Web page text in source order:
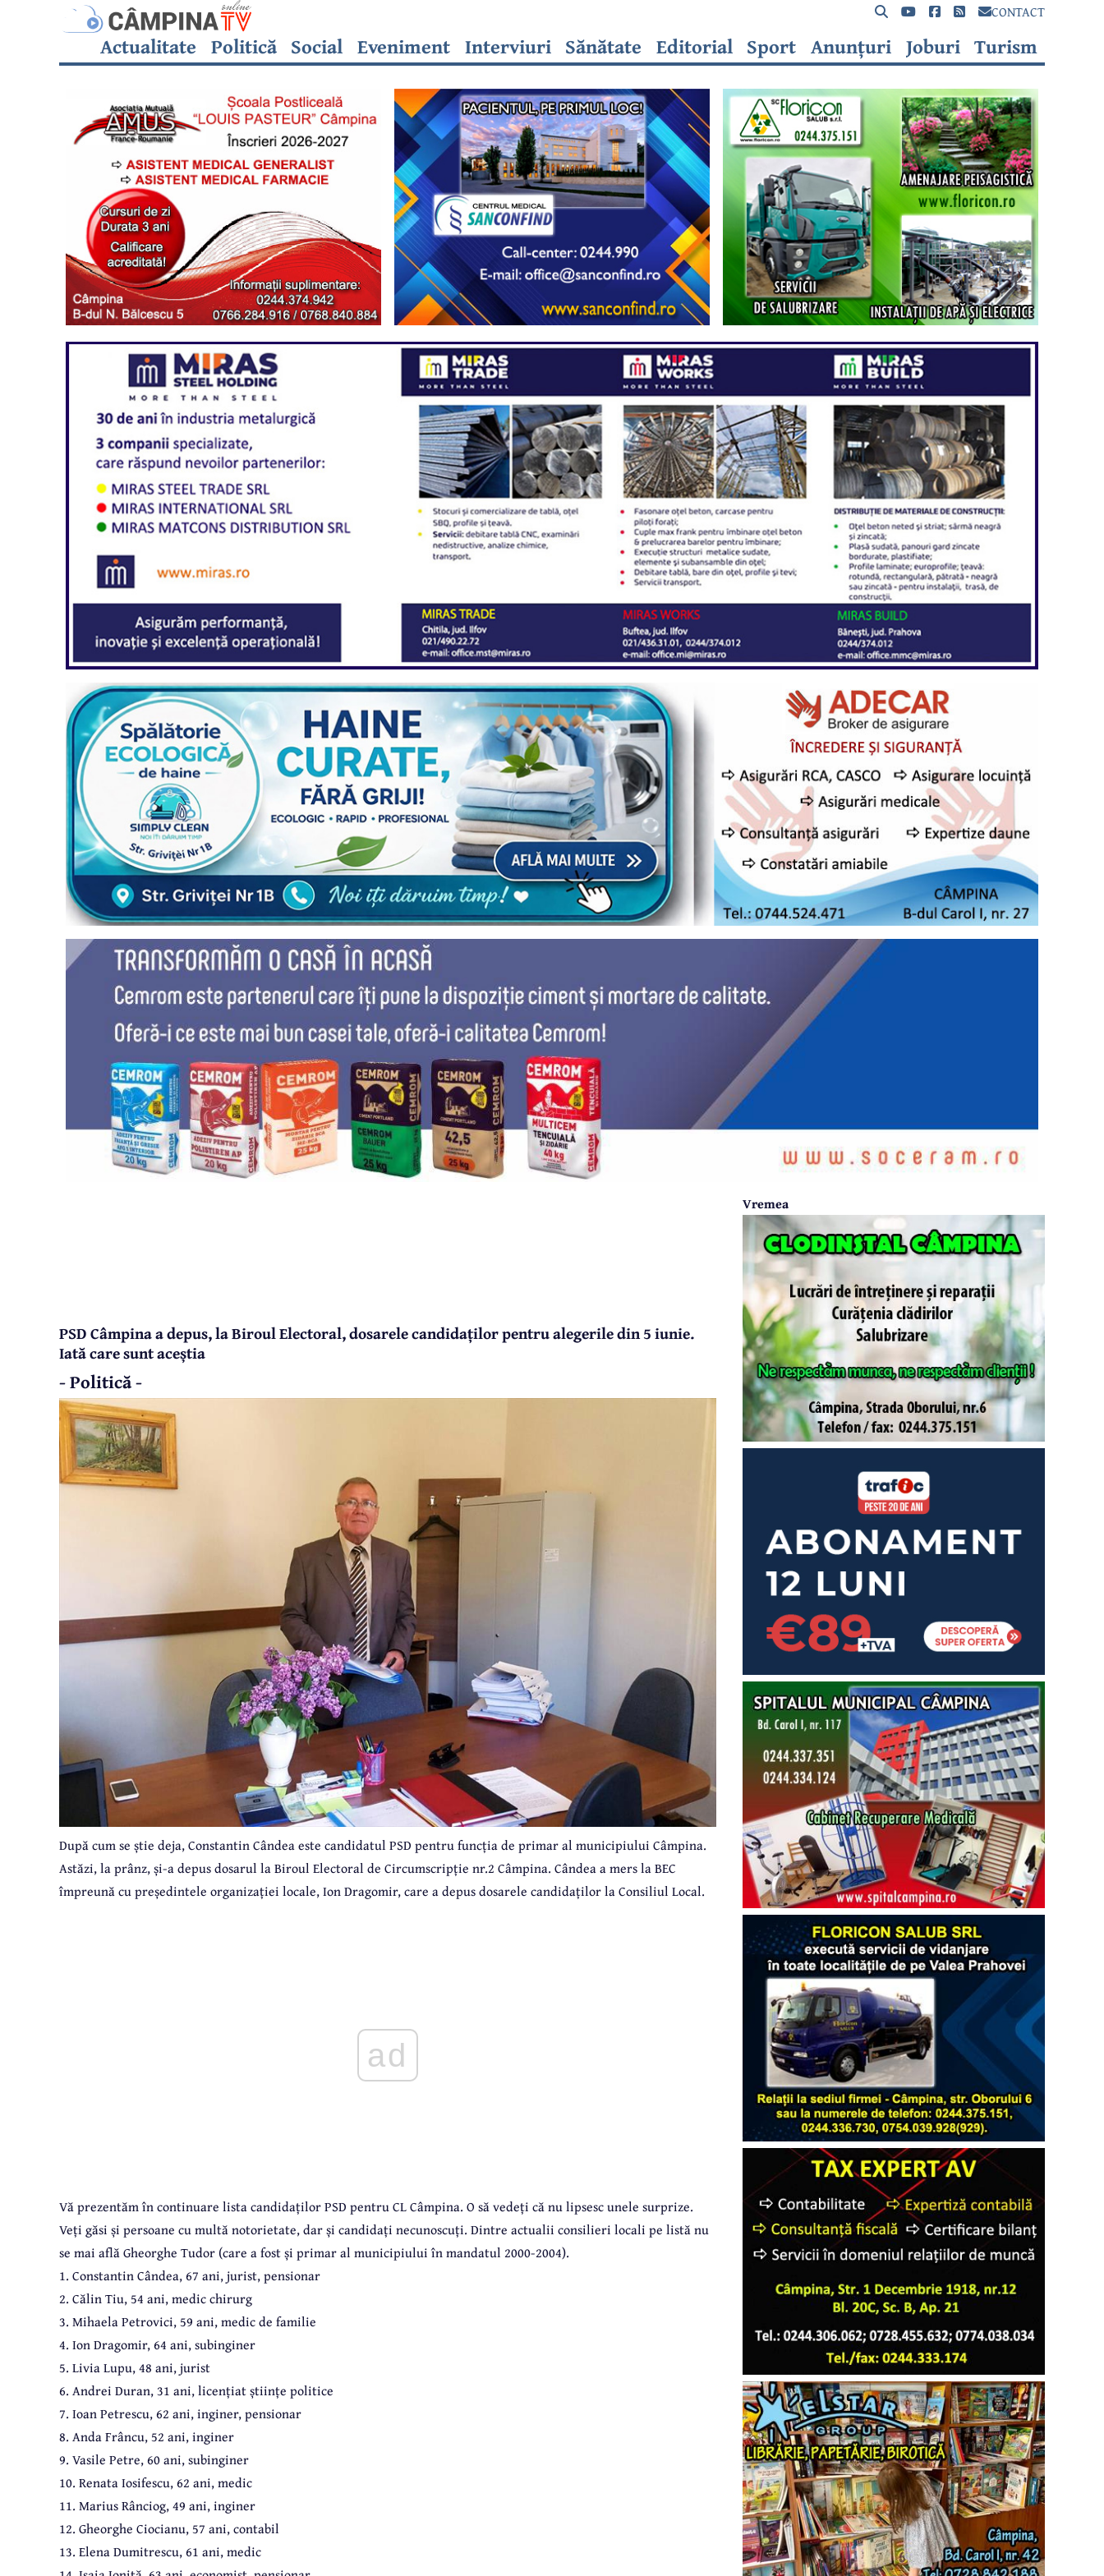
CONTACT
Actualitate Politică Social Eveniment Interviuri Sănătate Editorial Sport Anunțuri Joburi Turism
PSD Câmpina a depus, la Biroul Electoral, dosarele candidaților pentru alegerile din 5 iunie.
Iată care sunt aceștia
- Politică -
După cum se știe deja, Constantin Cândea este candidatul PSD pentru funcția de primar al municipiului Câmpina.
Astăzi, la prânz, și-a depus dosarul la Biroul Electoral de Circumscripție nr.2 Câmpina. Cândea a mers la BEC
împreună cu președintele organizației locale, Ion Dragomir, care a depus dosarele candidaților la Consiliul Local.
ad
Vă prezentăm în continuare lista candidaților PSD pentru CL Câmpina. O să vedeți că nu lipsesc unele surprize.
Veți găsi și persoane cu multă notorietate, dar și candidați necunoscuți. Dintre actualii consilieri locali pe listă nu
se mai află Gheorghe Tudor (care a fost și primar al municipiului în mandatul 2000-2004).
1. Constantin Cândea, 67 ani, jurist, pensionar
2. Călin Tiu, 54 ani, medic chirurg
3. Mihaela Petrovici, 59 ani, medic de familie
4. Ion Dragomir, 64 ani, subinginer
5. Livia Lupu, 48 ani, jurist
6. Andrei Duran, 31 ani, licențiat științe politice
7. Ioan Petrescu, 62 ani, inginer, pensionar
8. Anda Frâncu, 52 ani, inginer
9. Vasile Petre, 60 ani, subinginer
10. Renata Iosifescu, 62 ani, medic
11. Marius Rânciog, 49 ani, inginer
12. Gheorghe Ciocianu, 57 ani, contabil
13. Elena Dumitrescu, 61 ani, medic
Vremea